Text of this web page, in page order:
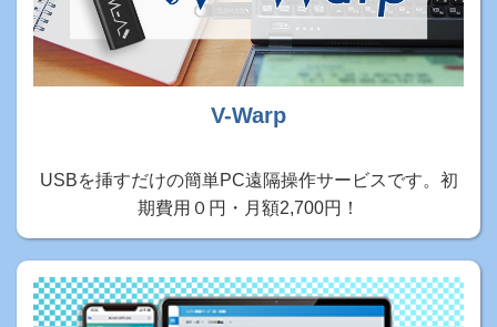
V-Warp
USBを挿すだけの簡単PC遠隔操作サービスです。初
期費用０円・月額2,700円！